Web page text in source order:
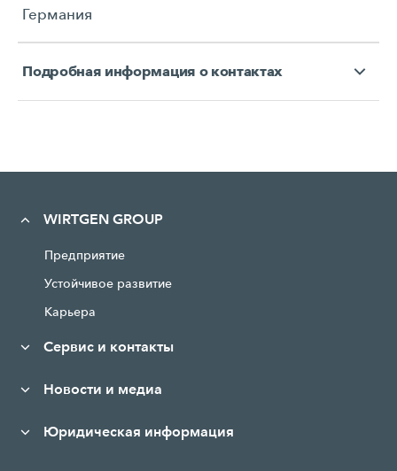
Германия
Подробная информация о контактах
WIRTGEN GROUP
Предприятие
Устойчивое развитие
Карьера
Сервис и контакты
Новости и медиа
Юридическая информация